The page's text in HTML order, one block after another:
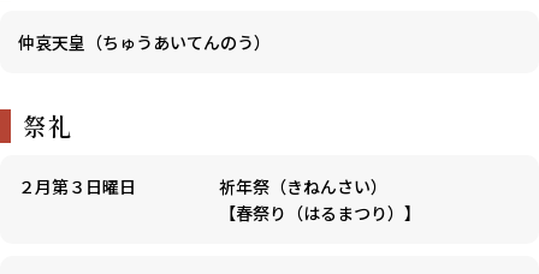
仲哀天皇（ちゅうあいてんのう）
祭礼
２月第３日曜日
祈年祭（きねんさい）
【春祭り（はるまつり）】